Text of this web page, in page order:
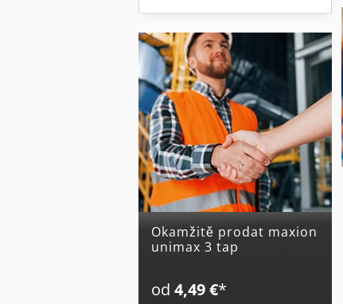
Okamžitě prodat maxion
unimax 3 tap
od 4,49 €*